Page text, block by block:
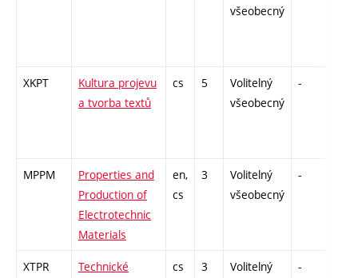
všeobecný
XKPT
Kultura projevu
a tvorba textů
cs 5
Volitelný
všeobecný
-
MPPM
Properties and
Production of
Electrotechnic
Materials
en,
cs
3
Volitelný
všeobecný
-
XTPR
Technické
cs 3
Volitelný
-